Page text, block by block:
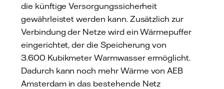
die künftige Versorgungssicherheit
gewährleistet werden kann. Zusätzlich zur
Verbindung der Netze wird ein Wärmepuffer
eingerichtet, der die Speicherung von
3.600 Kubikmeter Warmwasser ermöglicht.
Dadurch kann noch mehr Wärme von AEB
Amsterdam in das bestehende Netz